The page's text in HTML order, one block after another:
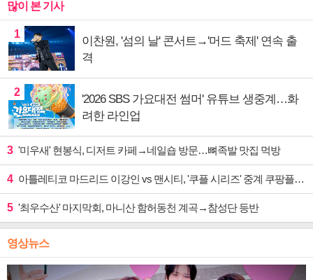
많이 본 기사
1
이찬원, '섬의 날' 콘서트→'머드 축제' 연속 출
격
2
'2026 SBS 가요대전 썸머' 유튜브 생중계…화
려한 라인업
3 '미우새' 현봉식, 디저트 카페→네일숍 방문…뼈족발 맛집 먹방
4 아틀레티코 마드리드 이강인 vs 맨시티, '쿠플 시리즈' 중계 쿠팡플레이
5 '최우수산' 마지막회, 마니산 함허동천 계곡→참성단 등반
영상뉴스